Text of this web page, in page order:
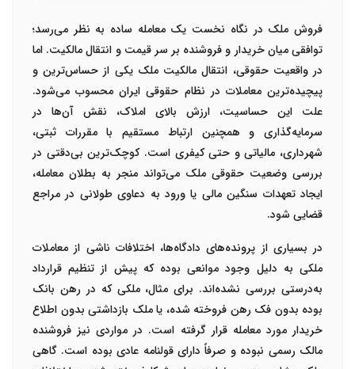
فروش ملک در نگاه نخست یک معامله ساده به نظر می‌رسد؛
توافقی میان خریدار و فروشنده بر سر قیمت و انتقال مالکیت. اما
در واقعیت حقوقی، انتقال مالکیت ملک یکی از حساس‌ترین و
پیچیده‌ترین معاملات در نظام حقوقی ایران محسوب می‌شود.
علت این حساسیت، ارزش بالای املاک، نقش آن‌ها در
سرمایه‌گذاری و همچنین ارتباط مستقیم با مقررات ثبتی،
شهرداری، مالیاتی و حتی کیفری است. کوچک‌ترین بی‌دقتی در
بررسی وضعیت حقوقی ملک می‌تواند منجر به بطلان معامله،
ایجاد تعهدات سنگین مالی یا ورود به دعاوی طولانی در مراجع
قضایی شود.
در بسیاری از پرونده‌های دادگاه‌ها، اختلافات ناشی از معاملات
ملکی به دلیل وجود موانعی بوده که پیش از تنظیم قرارداد
به‌درستی بررسی نشده‌اند. برای مثال، ملکی که در رهن بانک
بوده بدون فک رهن فروخته شده، یا ملک بازداشتی بدون اطلاع
خریدار مورد معامله قرار گرفته است. در مواردی نیز فروشنده
مالک رسمی نبوده و صرفاً دارای قولنامه عادی بوده است. گاهی